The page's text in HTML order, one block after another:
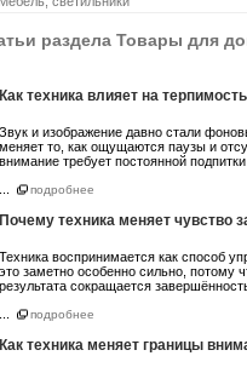
раздела Товары для
Как техника влияет на
Звук и изображение давно стали
меняет то, как ощущаются паузы и
внимание требует постоянной
подробнее
Почему техника меняет чувство
Техника воспринимается как способ
это заметно особенно сильно, потому
результата сокращается
подробнее
Как техника меняет границы